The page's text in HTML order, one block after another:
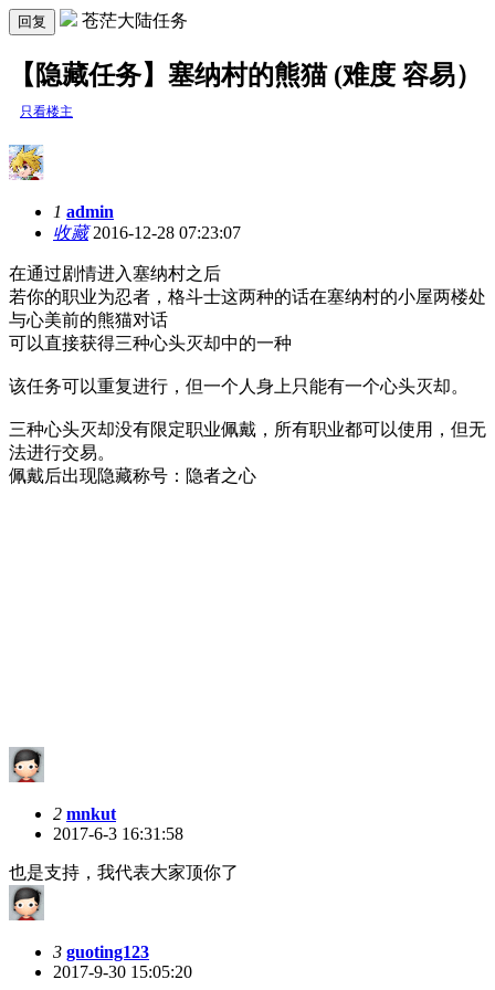
回复 苍茫大陆任务
【隐藏任务】塞纳村的熊猫 (难度 容易）
只看楼主
1 admin
收藏2016-12-28 07:23:07
在通过剧情进入塞纳村之后
若你的职业为忍者，格斗士这两种的话在塞纳村的小屋两楼处
与心美前的熊猫对话
可以直接获得三种心头灭却中的一种
该任务可以重复进行，但一个人身上只能有一个心头灭却。
三种心头灭却没有限定职业佩戴，所有职业都可以使用，但无
法进行交易。
佩戴后出现隐藏称号：隐者之心
2 mnkut
2017-6-3 16:31:58
也是支持，我代表大家顶你了
3 guoting123
2017-9-30 15:05:20